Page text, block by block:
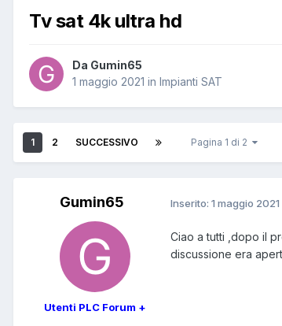
Tv sat 4k ultra hd
Da Gumin65
1 maggio 2021 in Impianti SAT
1 2 SUCCESSIVO Pagina 1 di 2
Gumin65
Utenti PLC Forum +
Inserito: 1 maggio 2021
Ciao a tutti ,dopo il
discussione era